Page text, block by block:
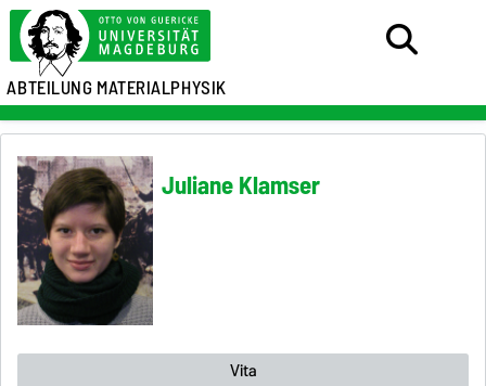
ABTEILUNG MATERIALPHYSIK
Juliane Klamser
Vita